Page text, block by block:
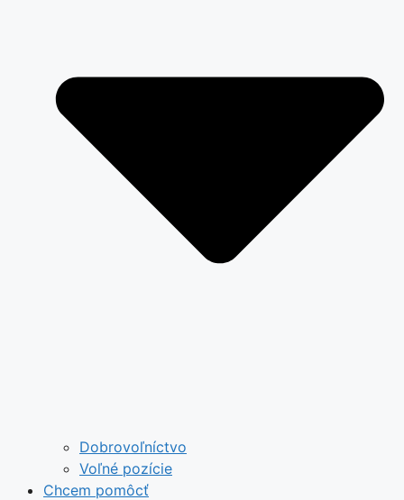
Dobrovoľníctvo
Voľné pozície
Chcem pomôcť